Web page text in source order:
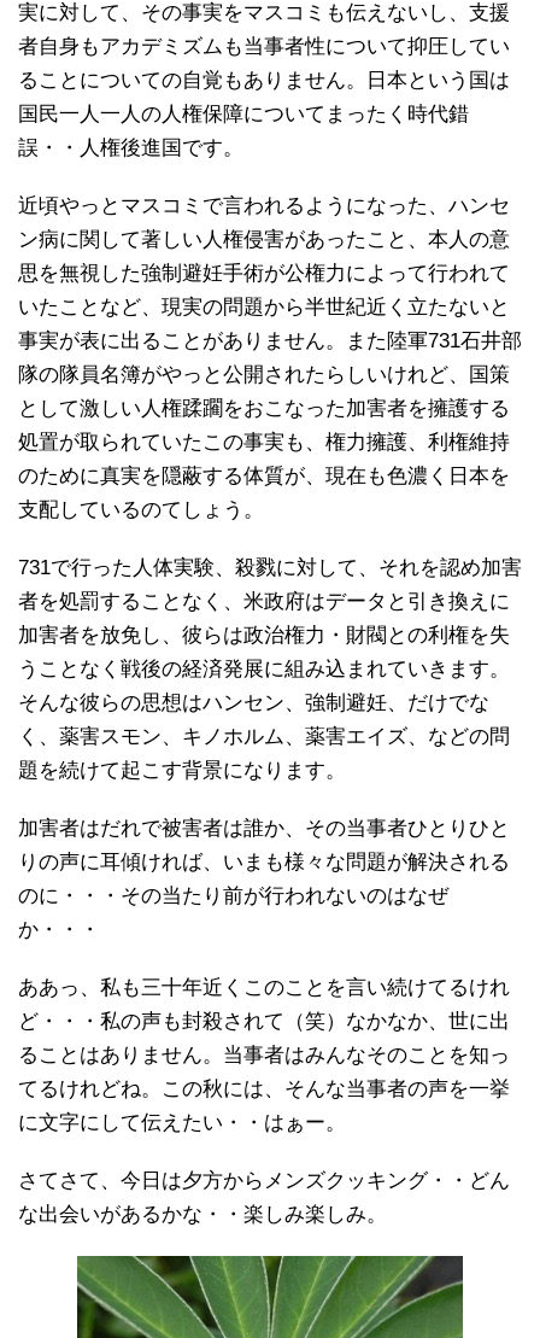
実に対して、その事実をマスコミも伝えないし、支援
者自身もアカデミズムも当事者性について抑圧してい
ることについての自覚もありません。日本という国は
国民一人一人の人権保障についてまったく時代錯
誤・・人権後進国です。
近頃やっとマスコミで言われるようになった、ハンセ
ン病に関して著しい人権侵害があったこと、本人の意
思を無視した強制避妊手術が公権力によって行われて
いたことなど、現実の問題から半世紀近く立たないと
事実が表に出ることがありません。また陸軍731石井部
隊の隊員名簿がやっと公開されたらしいけれど、国策
として激しい人権蹂躙をおこなった加害者を擁護する
処置が取られていたこの事実も、権力擁護、利権維持
のために真実を隠蔽する体質が、現在も色濃く日本を
支配しているのてしょう。
731で行った人体実験、殺戮に対して、それを認め加害
者を処罰することなく、米政府はデータと引き換えに
加害者を放免し、彼らは政治権力・財閥との利権を失
うことなく戦後の経済発展に組み込まれていきます。
そんな彼らの思想はハンセン、強制避妊、だけでな
く、薬害スモン、キノホルム、薬害エイズ、などの問
題を続けて起こす背景になります。
加害者はだれで被害者は誰か、その当事者ひとりひと
りの声に耳傾ければ、いまも様々な問題が解決される
のに・・・その当たり前が行われないのはなぜ
か・・・
ああっ、私も三十年近くこのことを言い続けてるけれ
ど・・・私の声も封殺されて（笑）なかなか、世に出
ることはありません。当事者はみんなそのことを知っ
てるけれどね。この秋には、そんな当事者の声を一挙
に文字にして伝えたい・・はぁー。
さてさて、今日は夕方からメンズクッキング・・どん
な出会いがあるかな・・楽しみ楽しみ。